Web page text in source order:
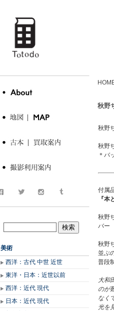
美術
西洋：古代 中世 近世
東洋・日本：近世以前
西洋：近代 現代
日本：近代 現代
秋野
秋野
秋野
＊バ
付属
『
秋野
バー
秋野
並ぶ
普段
大和
のが
なく
光を